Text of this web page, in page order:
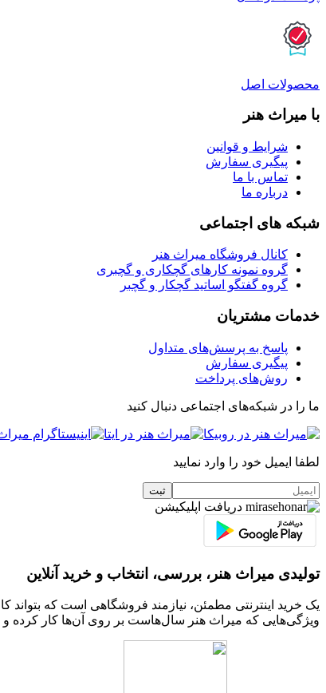
محصولات اصل
با میراث هنر
شرایط و قوانین
پیگیری سفارش
تماس با ما
درباره ما
شبکه های اجتماعی
کانال فروشگاه میراث هنر
گروه نمونه کارهای گچکاری و گچبری
گروه گفتگو اساتید گچکار و گچبر
خدمات مشتریان
پاسخ به پرسش‌های متداول
پیگیری سفارش
روش‌های پرداخت
ما را در شبکه‌های اجتماعی دنبال کنید
لطفا ایمیل خود را وارد نمایید
دریافت اپلیکیشن
تولیدی میراث هنر، بررسی، انتخاب و خرید آنلاین
یک خرید اینترنتی مطمئن، نیازمند فروشگاهی است که
ویژگی‌هایی که میراث هنر سال‌هاست بر روی آن‌ها کار کرده و